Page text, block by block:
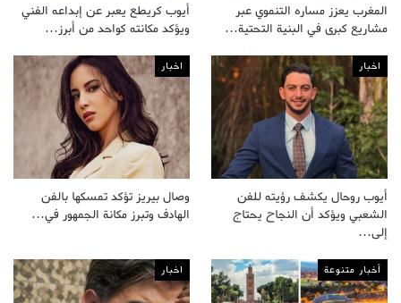
المغرب يعزز مساره التنموي عبر
مشاريع كبرى في البنية التحتية…
أيوب كريطع يعبر عن إبداعه الفني
ويؤكد مكانته كواحد من أبرز…
اخبار
أيوب روحال يكشف رؤيته للفن
الشعبي ويؤكد أن النجاح يحتاج
إلى…
اخبار
وصال بيريز تؤكد تمسكها بالفن
الهادف وتبرز مكانة الجمهور في…
أخبار متنوعة اخبار